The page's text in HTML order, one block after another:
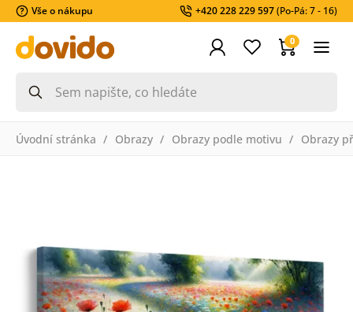
Vše o nákupu +420 228 229 597(Po-Pá: 7 - 16)
0
Úvodní stránka Obrazy Obrazy podle motivu Obrazy